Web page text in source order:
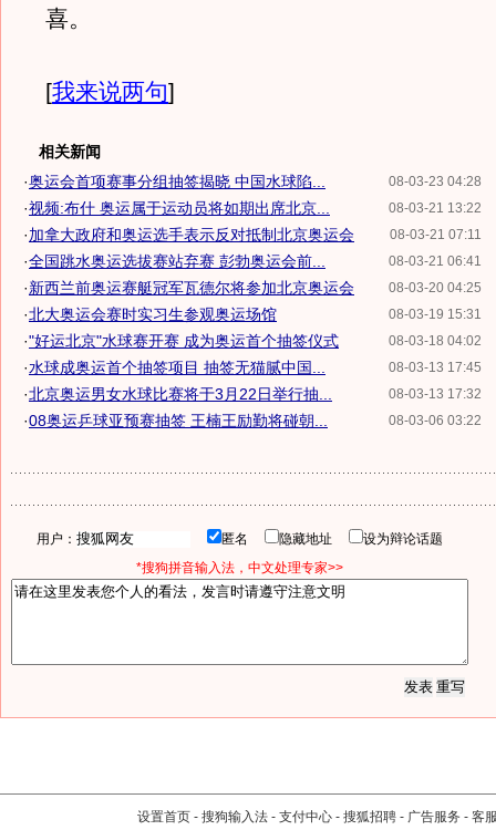
喜。
[我来说两句]
相关新闻
08-03-23 04:28
·奥运会首项赛事分组抽签揭晓 中国水球陷...
08-03-21 13:22
·视频:布什 奥运属于运动员将如期出席北京...
08-03-21 07:11
·加拿大政府和奥运选手表示反对抵制北京奥运会
08-03-21 06:41
·全国跳水奥运选拔赛站弃赛 彭勃奥运会前...
08-03-20 04:25
·新西兰前奥运赛艇冠军瓦德尔将参加北京奥运会
08-03-19 15:31
·北大奥运会赛时实习生参观奥运场馆
08-03-18 04:02
·"好运北京"水球赛开赛 成为奥运首个抽签仪式
08-03-13 17:45
·水球成奥运首个抽签项目 抽签无猫腻中国...
08-03-13 17:32
·北京奥运男女水球比赛将于3月22日举行抽...
08-03-06 03:22
·08奥运乒球亚预赛抽签 王楠王励勤将碰朝...
用户： 匿名 隐藏地址
设为辩论话题
*搜狗拼音输入法，中文处理专家>>
设置首页 - 搜狗输入法 - 支付中心 - 搜狐招聘 - 广告服务 - 客